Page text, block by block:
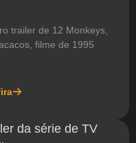
trailer de 12 Monkeys,
filme de 1995